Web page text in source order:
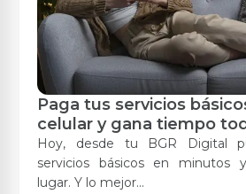
Digitalización
Paga tus servicios
celular y gana tiempo
Hoy, desde tu BGR Digital
servicios básicos en minutos
lugar. Y lo mejor...